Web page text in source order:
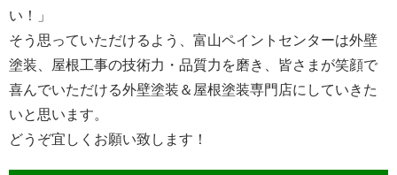
い！」
そう思っていただけるよう、富山ペイントセンターは外壁
塗装、屋根工事の技術力・品質力を磨き、皆さまが笑顔で
喜んでいただける外壁塗装＆屋根塗装専門店にしていきた
いと思います。
どうぞ宜しくお願い致します！